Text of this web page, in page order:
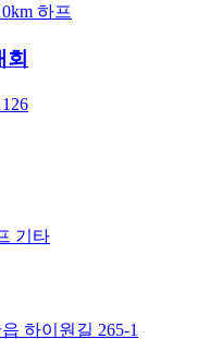
하프
기타
하이원길 265-1